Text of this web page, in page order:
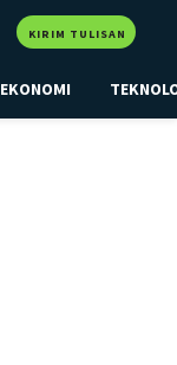
KIRIM TULISAN
EKONOMI